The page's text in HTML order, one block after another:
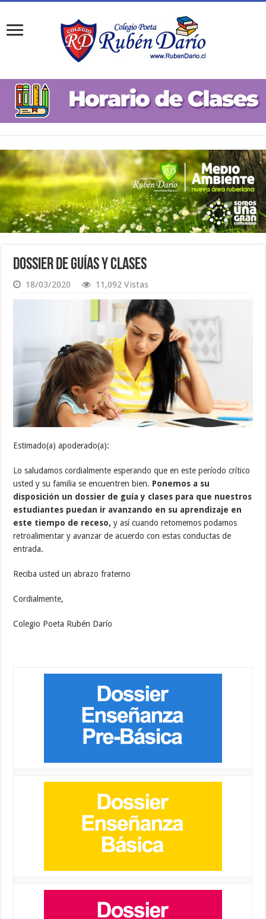
Dossier de Guías y Clases
18/03/2020 11,092 Vistas
Estimado(a) apoderado(a):
Lo saludamos cordialmente esperando que en este período crítico
usted y su familia se encuentren bien. Ponemos a su
disposición un dossier de guía y clases para que nuestros
estudiantes puedan ir avanzando en su aprendizaje en
este tiempo de receso, y así cuando retomemos podamos
retroalimentar y avanzar de acuerdo con estas conductas de
entrada.
Reciba usted un abrazo fraterno
Cordialmente,
Colegio Poeta Rubén Darío